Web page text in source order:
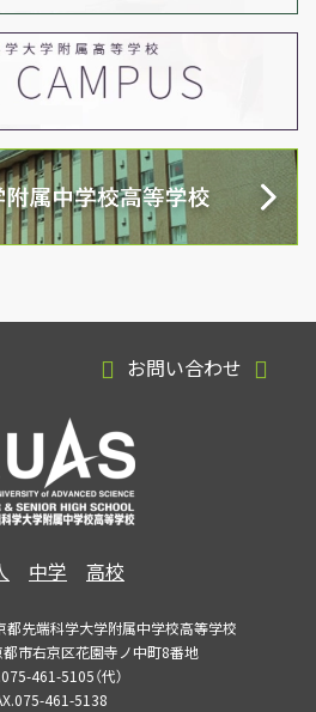
お問い合わせ
中学 高校
先端科学大学附属中学校高等学校
市右京区花園寺ノ中町8番地
461-5105（代）
461-5138